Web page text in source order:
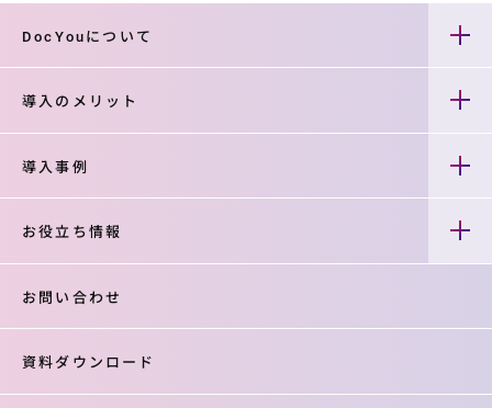
DocYouについて
導入のメリット
導入事例
お役立ち情報
お問い合わせ
資料ダウンロード